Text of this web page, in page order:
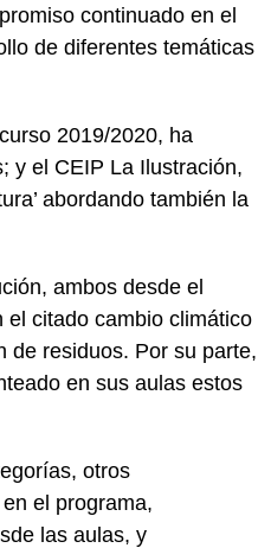
continuado en el
de diferentes temáticas
2019/2020, ha
y el CEIP La Ilustración,
abordando también la
ambos desde el
citado cambio climático
de residuos. Por su parte,
en sus aulas estos
otros
el programa,
las aulas, y